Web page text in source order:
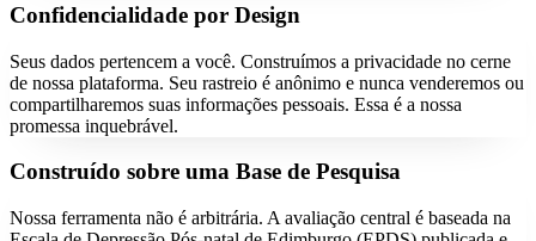
Confidencialidade por Design
Seus dados pertencem a você. Construímos a privacidade no cerne
de nossa plataforma. Seu rastreio é anônimo e nunca venderemos ou
compartilharemos suas informações pessoais. Essa é a nossa
promessa inquebrável.
Construído sobre uma Base de Pesquisa
Nossa ferramenta não é arbitrária. A avaliação central é baseada na